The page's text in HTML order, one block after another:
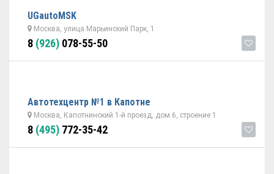
UGautoMSK
Москва, улица Марьинский Парк, 1
8 (926) 078-55-50
Автотехцентр №1 в Капотне
Москва, Капотнинский 1-й проезд, дом 6, строение 1
8 (495) 772-35-42